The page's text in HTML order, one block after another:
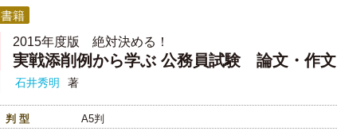
書籍
2015年度版 絶対決める！
実戦添削例から学ぶ 公務員試験 論文・作文
石井秀明 著
判 型
A5判